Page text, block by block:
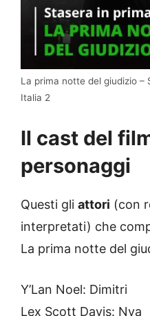
La prima notte del giudizio
Italia 2
Il cast del
personaggi
Questi gli attori (con
interpretati) che
La prima notte del
Y’Lan Noel: Dimitri
Lex Scott Davis: Nya